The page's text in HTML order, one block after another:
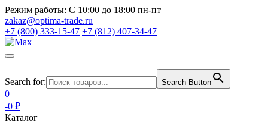
Режим работы: С 10:00 до 18:00 пн-пт
zakaz@optima-trade.ru
+7 (800) 333-15-47 +7 (812) 407-34-47
Search for: Search Button
0
-0 ₽
Каталог